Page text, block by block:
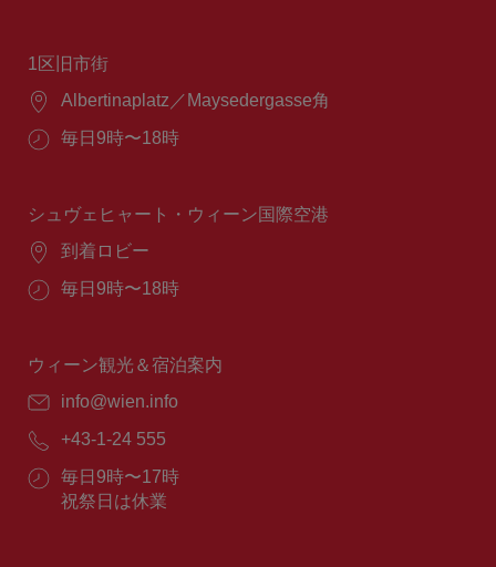
1区旧市街
場
Albertinaplatz／Maysedergasse角
営
間：
毎日9時〜18時
シュヴェヒャート・ウィーン国際空港
場
到着ロビー
営
間：
毎日9時〜18時
ウィーン観光＆宿泊案内
E
ー
ル：
info@wien.info
電
番
号：
+43-1-24 555
営
業
毎日9時〜17時
祝祭日は休業